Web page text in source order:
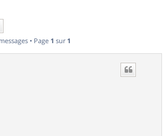
• Page 1 sur 1